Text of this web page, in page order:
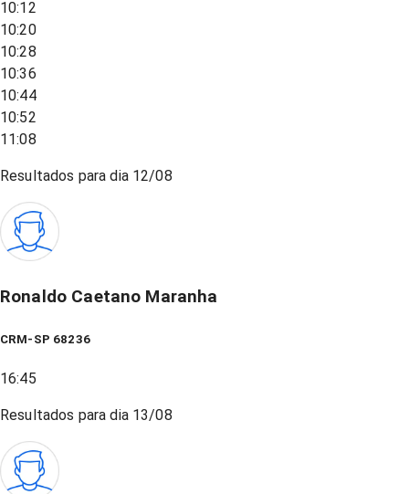
10:12
10:20
10:28
10:36
10:44
10:52
11:08
Resultados para dia 12/08
Ronaldo Caetano Maranha
CRM-SP 68236
16:45
Resultados para dia 13/08